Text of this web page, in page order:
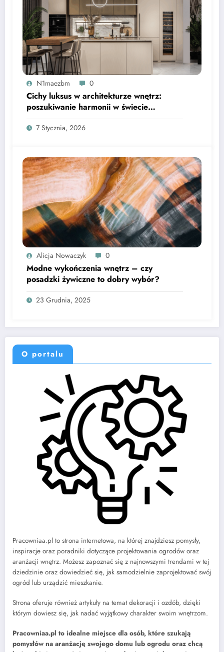
N1maezbm 0
Cichy luksus w architekturze wnętrz:
poszukiwanie harmonii w świecie
nadmiaru bodźców
7 Stycznia, 2026
Alicja Nowaczyk 0
Modne wykończenia wnętrz – czy
posadzki żywiczne to dobry wybór?
23 Grudnia, 2025
O portalu
Pracowniaa.pl to strona internetowa, na której znajdziesz pomysły,
inspiracje oraz poradniki dotyczące projektowania ogrodów oraz
aranżacji wnętrz. Możesz zapoznać się z najnowszymi trendami w tej
dziedzinie oraz dowiedzieć się, jak samodzielnie zaprojektować swój
ogród lub urządzić mieszkanie.
Strona oferuje również artykuły na temat dekoracji i ozdób, dzięki
którym dowiesz się, jak nadać wyjątkowy charakter swoim wnętrzom.
Pracowniaa.pl to idealne miejsce dla osób, które szukają
pomysłów na aranżację swojego domu lub ogrodu oraz chcą